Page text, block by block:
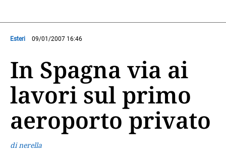
Esteri 09/01/2007 16:46
In Spagna via ai
lavori sul primo
aeroporto privato
di nerella